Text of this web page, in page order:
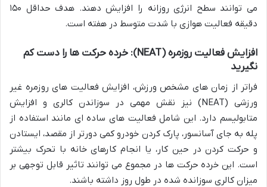
می توانند سطح انرژی روزانه را افزایش دهند. هدف حداقل ۱۵۰
دقیقه فعالیت هوازی با شدت متوسط در هفته است.
افزایش فعالیت روزمره (NEAT): خرده حرکت ها را دست کم
نگیرید
فراتر از زمان های مشخص ورزش، افزایش فعالیت های روزمره غیر
ورزشی (NEAT) نیز نقش مهمی در سوزاندن کالری و افزایش
متابولیسم دارد. این شامل فعالیت های ساده ای مانند استفاده از
پله به جای آسانسور، پارک کردن خودرو کمی دورتر از مقصد، ایستادن
و حرکت کردن در حین کار، یا انجام کارهای خانه با تحرک بیشتر
است. این خرده حرکت ها در مجموع می توانند تاثیر قابل توجهی بر
میزان کالری سوزانده شده در طول روز داشته باشند.